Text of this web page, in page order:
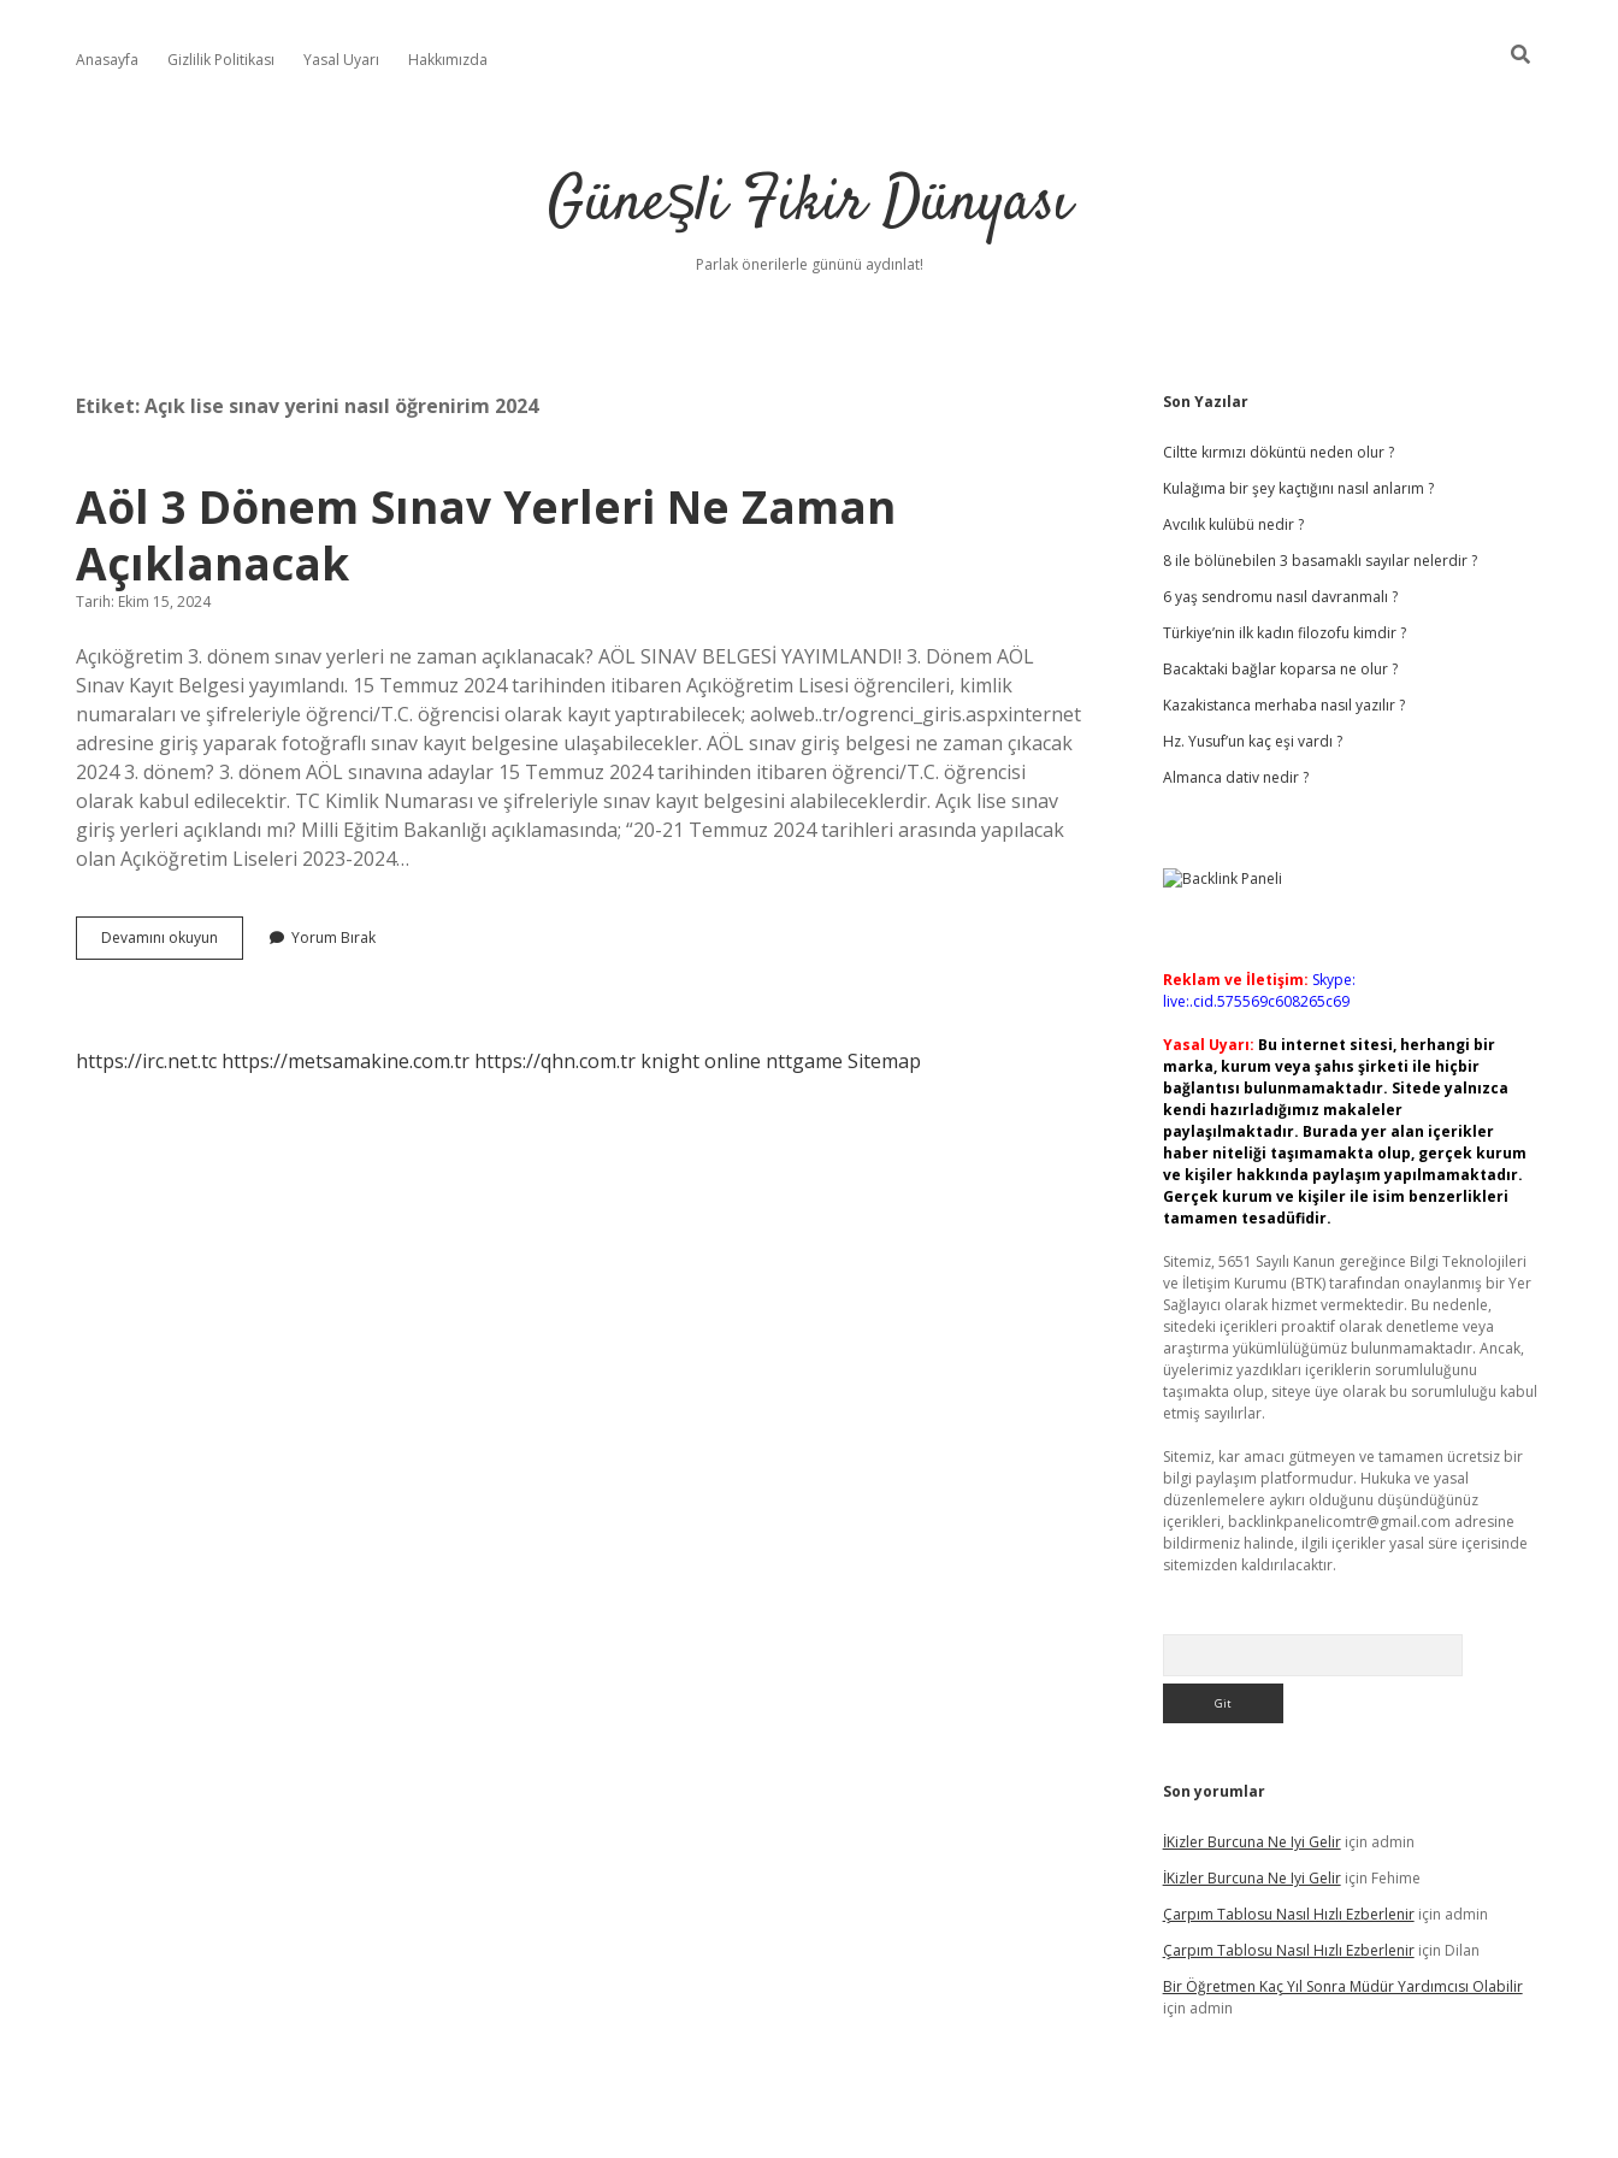
Anasayfa Gizlilik Politikası Yasal Uyarı Hakkımızda
Güneşli Fikir Dünyası
Parlak önerilerle gününü aydınlat!
Etiket:Açık lise sınav yerini nasıl öğrenirim 2024
Aöl 3 Dönem Sınav Yerleri Ne Zaman
Açıklanacak
Tarih: Ekim 15, 2024
Açıköğretim 3. dönem sınav yerleri ne zaman açıklanacak? AÖL SINAV BELGESİ YAYIMLANDI! 3. Dönem AÖL
Sınav Kayıt Belgesi yayımlandı. 15 Temmuz 2024 tarihinden itibaren Açıköğretim Lisesi öğrencileri, kimlik
numaraları ve şifreleriyle öğrenci/T.C. öğrencisi olarak kayıt yaptırabilecek; aolweb..tr/ogrenci_giris.aspxinternet
adresine giriş yaparak fotoğraflı sınav kayıt belgesine ulaşabilecekler. AÖL sınav giriş belgesi ne zaman çıkacak
2024 3. dönem? 3. dönem AÖL sınavına adaylar 15 Temmuz 2024 tarihinden itibaren öğrenci/T.C. öğrencisi
olarak kabul edilecektir. TC Kimlik Numarası ve şifreleriyle sınav kayıt belgesini alabileceklerdir. Açık lise sınav
giriş yerleri açıklandı mı? Milli Eğitim Bakanlığı açıklamasında; “20-21 Temmuz 2024 tarihleri ​​arasında yapılacak
olan Açıköğretim Liseleri 2023-2024…
Devamını okuyun
3
Zaman
Yorum Bırak
https://irc.net.tc https://metsamakine.com.tr https://qhn.com.tr knight online nttgame Sitemap
Sidebar
Son Yazılar
Ciltte kırmızı döküntü neden olur ?
Kulağıma bir şey kaçtığını nasıl anlarım ?
Avcılık kulübü nedir ?
8 ile bölünebilen 3 basamaklı sayılar nelerdir ?
6 yaş sendromu nasıl davranmalı ?
Türkiye’nin ilk kadın filozofu kimdir ?
Bacaktaki bağlar koparsa ne olur ?
Kazakistanca merhaba nasıl yazılır ?
Hz. Yusuf’un kaç eşi vardı ?
Almanca dativ nedir ?
Reklam ve İletişim: Skype:
live:.cid.575569c608265c69
Yasal Uyarı: Bu internet sitesi, herhangi bir
marka, kurum veya şahıs şirketi ile hiçbir
bağlantısı bulunmamaktadır. Sitede yalnızca
kendi hazırladığımız makaleler
paylaşılmaktadır. Burada yer alan içerikler
haber niteliği taşımamakta olup, gerçek kurum
ve kişiler hakkında paylaşım yapılmamaktadır.
Gerçek kurum ve kişiler ile isim benzerlikleri
tamamen tesadüfidir.
Sitemiz, 5651 Sayılı Kanun gereğince Bilgi Teknolojileri
ve İletişim Kurumu (BTK) tarafından onaylanmış bir Yer
Sağlayıcı olarak hizmet vermektedir. Bu nedenle,
sitedeki içerikleri proaktif olarak denetleme veya
araştırma yükümlülüğümüz bulunmamaktadır. Ancak,
üyelerimiz yazdıkları içeriklerin sorumluluğunu
taşımakta olup, siteye üye olarak bu sorumluluğu kabul
etmiş sayılırlar.
Sitemiz, kar amacı gütmeyen ve tamamen ücretsiz bir
bilgi paylaşım platformudur. Hukuka ve yasal
düzenlemelere aykırı olduğunu düşündüğünüz
içerikleri, backlinkpanelicomtr@gmail.com adresine
bildirmeniz halinde, ilgili içerikler yasal süre içerisinde
sitemizden kaldırılacaktır.
Son yorumlar
İKizler Burcuna Ne Iyi Geliriçin admin
İKizler Burcuna Ne Iyi Geliriçin Fehime
Çarpım Tablosu Nasıl Hızlı Ezberleniriçin admin
Çarpım Tablosu Nasıl Hızlı Ezberleniriçin Dilan
Bir Öğretmen Kaç Yıl Sonra Müdür Yardımcısı Olabilir
için admin
ilbethiltonbet